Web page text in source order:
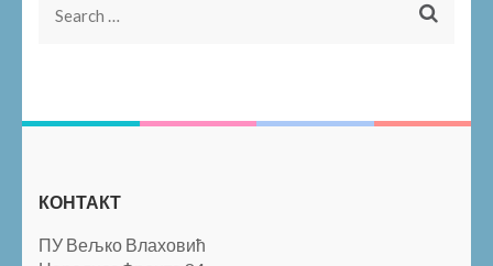
Search
КОНТАКТ
ПУ Вељко Влаховић